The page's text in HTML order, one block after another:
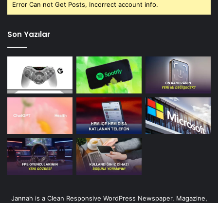
Error Can not Get Posts, Incorrect account info.
Son Yazılar
Jannah is a Clean Responsive WordPress Newspaper, Magazine,